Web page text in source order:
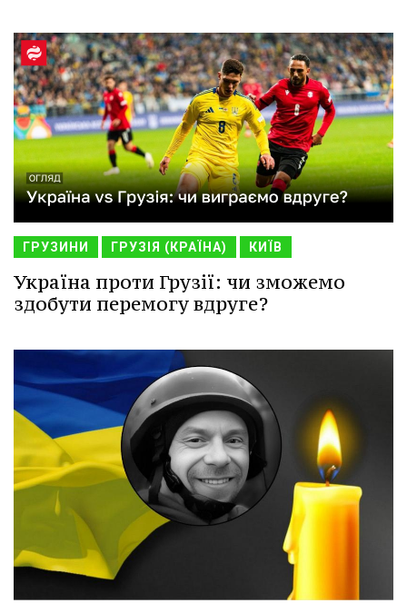
ГРУЗИНИ ГРУЗІЯ (КРАЇНА) КИЇВ
Україна проти Грузії: чи зможемо
здобути перемогу вдруге?